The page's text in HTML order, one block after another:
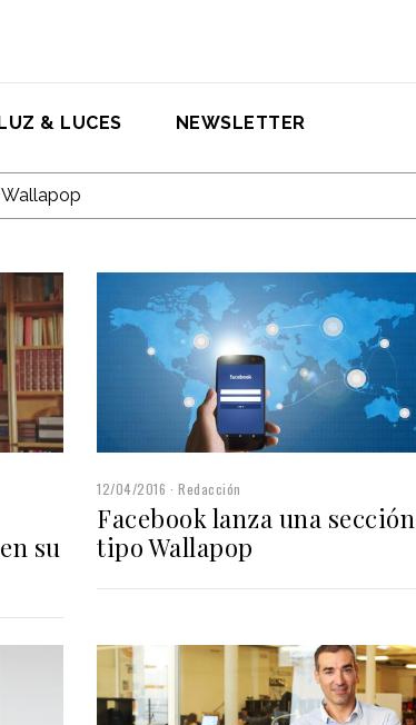
& LUCES NEWSLETTER
su
12/04/2016 Redacción
Facebook lanza una sección
tipo Wallapop